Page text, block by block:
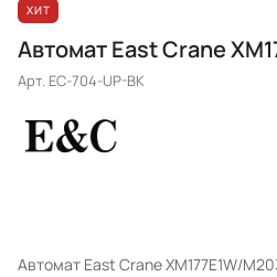
ХИТ
Автомат East Crane
Арт. EC-704-UP-BK
Автомат East Crane XM177E1W/